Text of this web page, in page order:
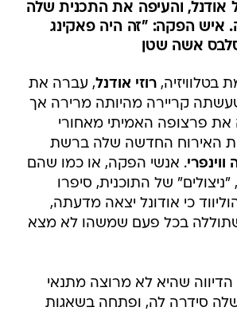
והעיפה את התכנית שלה
הפקה: "זה היה פאקינג
סלבס אשה שטן
בטלוויזיה,רוזי אודנל, עברה את
קריירה מהיותה מרירה אך
פרצופה האמיתי מאחורי
האירוח החדשה שלה ברשת
ווינפרי. אנשי הפקה, או כמו שהם
של התוכנית, סיפרו
כי אודונל יצאה מדעתה,
בכל פעם שמשהו לא מצא
שהיא לא מרוצה מתנאי
שלה סידרה לה, ופתחה בשאגות